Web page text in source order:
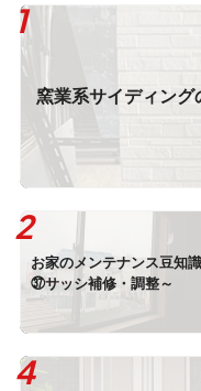
窯業系サイディング
お家のメンテナンス豆知
㊲サッシ補修・調整～